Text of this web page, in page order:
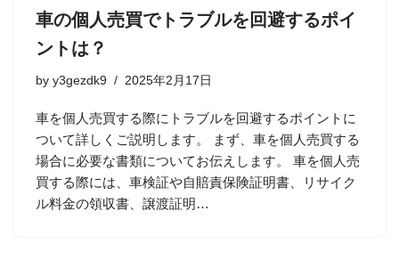
車の個人売買でトラブルを回避するポイ
ントは？
by y3gezdk9 2025年2月17日
車を個人売買する際にトラブルを回避するポイントに
ついて詳しくご説明します。 まず、車を個人売買する
場合に必要な書類についてお伝えします。 車を個人売
買する際には、車検証や自賠責保険証明書、リサイク
ル料金の領収書、譲渡証明…